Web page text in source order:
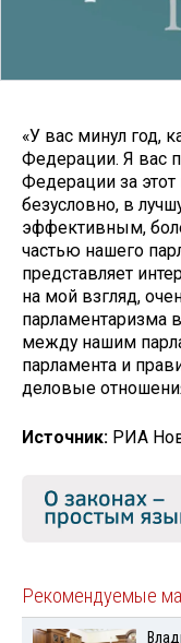
«У вас минул год,
Федерации. Я вас
Федерации за этот
безусловно, в
эффективным,
частью нашего
представляет
на мой взгляд,
парламентаризма
между нашим
парламента и
деловые
Источник: РИА
Рекомендуемые